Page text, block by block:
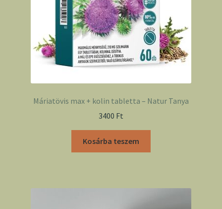
Máriatövis max + kolin tabletta – Natur Tanya
3400 Ft
Kosárba teszem